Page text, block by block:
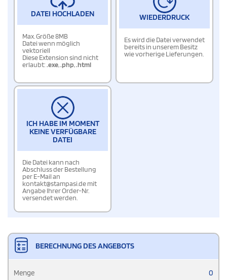
DATEI HOCHLADEN
Max. Größe 8MB
Datei wenn möglich
vektoriell
Diese Extension sind nicht
erlaubt:.exe,.php,.html
WIEDERDRUCK
Es wird die Datei verwendet
bereits in unserem Besitz
wie vorherige Lieferungen.
ICH HABE IM MOMENT
KEINE VERFÜGBARE
DATEI
Die Datei kann nach
Abschluss der Bestellung
per E-Mail an
kontakt@stampasi.de mit
Angabe Ihrer Order-Nr.
versendet werden.
BERECHNUNG DES ANGEBOTS
Menge 0